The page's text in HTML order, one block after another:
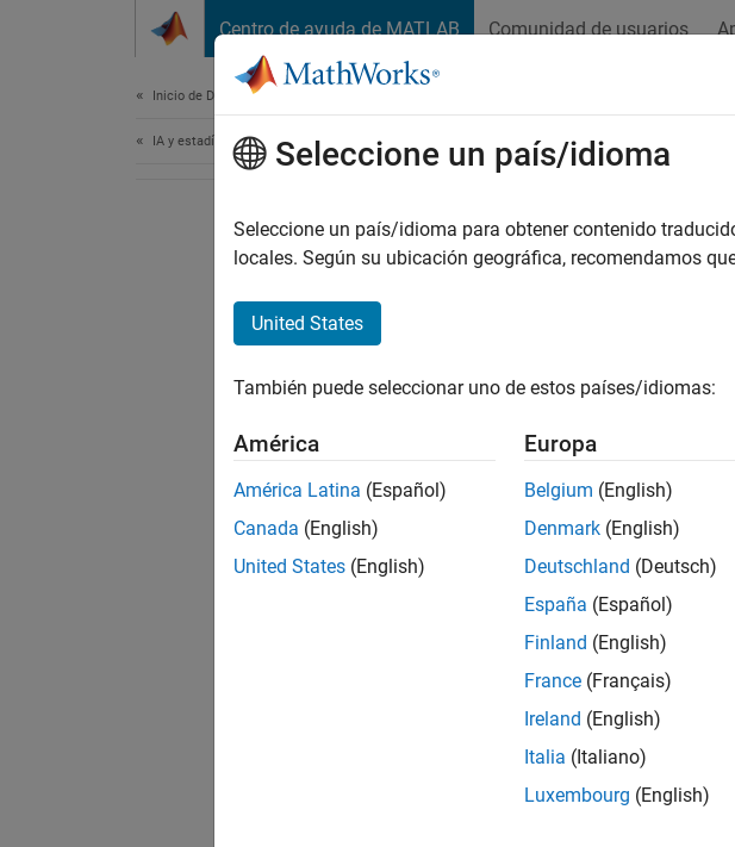
Centro de ayuda de MATLAB Comunidad de usuarios
Inicio de Documentación
IA y estadística Seleccione un país/idioma
Seleccione un país/idioma para obtener contenido
locales. Según su ubicación geográfica, recomendamos
United States
También puede seleccionar uno de estos países/idiomas:
América
América Latina (Español)
Canada (English)
United States (English)
Europa
Belgium (English)
Denmark (English)
Deutschland (Deutsch)
España (Español)
Finland (English)
France (Français)
Ireland (English)
Italia (Italiano)
Luxembourg (English)